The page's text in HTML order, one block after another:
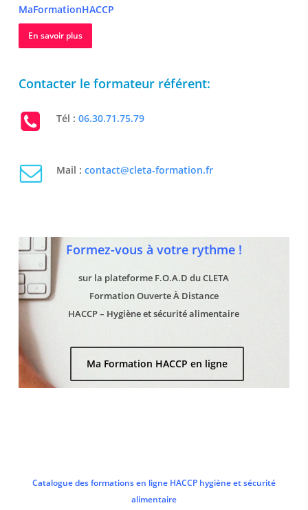
MaFormationHACCP
En savoir plus
Contacter le formateur référent:
Tél :06.30.71.75.79
Mail :contact@cleta-formation.fr
Formez-vous à votre rythme !
sur la plateforme F.O.A.D du CLETA
Formation Ouverte À Distance
HACCP – Hygiène et sécurité alimentaire
Ma Formation HACCP en ligne
Catalogue des formations en ligne HACCP hygiène et sécurité
alimentaire